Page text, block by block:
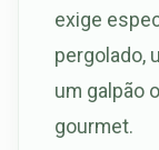
exige
pergolado,
um galpão
gourmet.